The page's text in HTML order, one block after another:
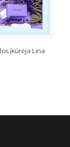
įkūrėja Lina